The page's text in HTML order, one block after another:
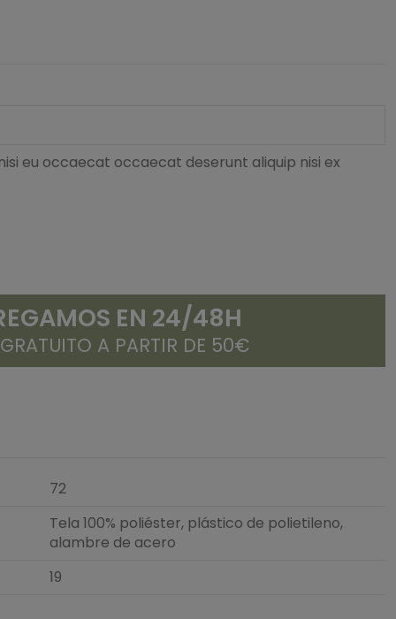
eu occaecat occaecat deserunt aliquip nisi ex
EN 24/48H
A PARTIR DE 50€
72
Tela 100% poliéster, plástico de polietileno,
alambre de acero
19